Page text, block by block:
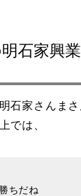
石家興
石家さんま
では、
ちだね